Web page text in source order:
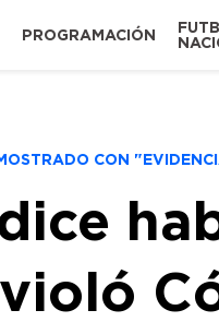
PROGRAMACIÓN
CON